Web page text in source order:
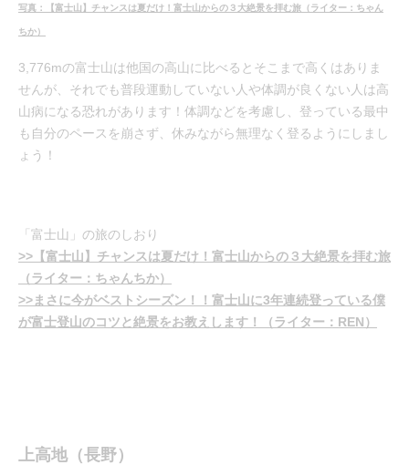
写真：【富士山】チャンスは夏だけ！富士山からの３大絶景を拝む旅（ライター：ちゃん
ちか）
3,776mの富士山は他国の高山に比べるとそこまで高くはありま
せんが、それでも普段運動していない人や体調が良くない人は高
山病になる恐れがあります！体調などを考慮し、登っている最中
も自分のペースを崩さず、休みながら無理なく登るようにしまし
ょう！
「富士山」の旅のしおり
>>【富士山】チャンスは夏だけ！富士山からの３大絶景を拝む旅
（ライター：ちゃんちか）
>>まさに今がベストシーズン！！富士山に3年連続登っている僕
が富士登山のコツと絶景をお教えします！（ライター：REN）
上高地（長野）